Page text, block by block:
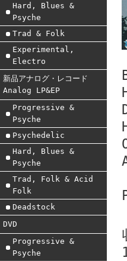
Hard, Blues &
Psyche
Trad & Folk
Experimental,
Electro
新品アナログ・レコード
Analog LP&EP
Progressive &
Psyche
Psychedelic
Hard, Blues &
Psyche
Trad, Folk & Acid
Folk
Deadstock
DVD
Progressive &
Psyche